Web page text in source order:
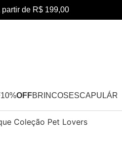
partir de R$ 199,00
10%OFFBRINCOS
Coleção Pet Lovers